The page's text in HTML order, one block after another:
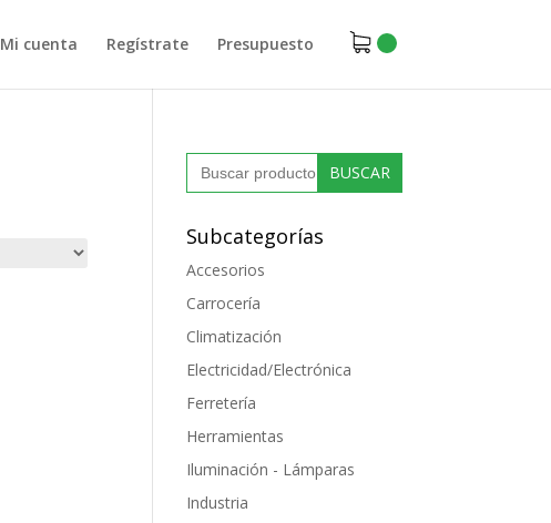
Mi cuenta Regístrate Presupuesto
Buscar:
Subcategorías
Accesorios
Carrocería
Climatización
Electricidad/Electrónica
Ferretería
Herramientas
Iluminación - Lámparas
Industria